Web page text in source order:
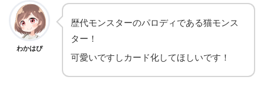
わかはぴ
歴代モンスターのパロディである猫モンス
ター！
可愛いですしカード化してほしいです！